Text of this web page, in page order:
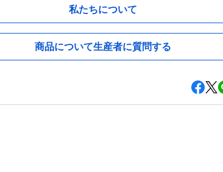
私たちについて
商品について生産者に質問する